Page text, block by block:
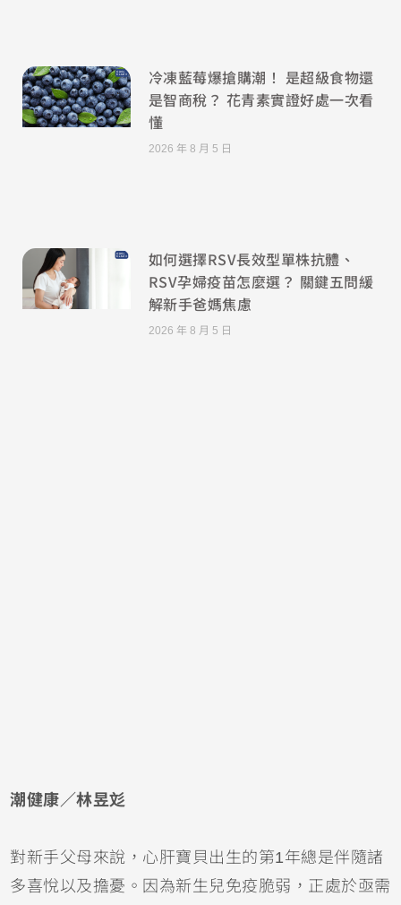
冷凍藍莓爆搶購潮！ 是超級食物還
是智商稅？ 花青素實證好處一次看
懂
2026 年 8 月 5 日
如何選擇RSV長效型單株抗體、
RSV孕婦疫苗怎麼選？ 關鍵五問緩
解新手爸媽焦慮
2026 年 8 月 5 日
潮健康／林昱彣
對新手父母來說，心肝寶貝出生的第1年總是伴隨諸
多喜悅以及擔憂。因為新生兒免疫脆弱，正處於亟需